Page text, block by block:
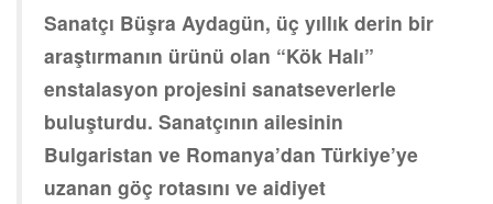
Sanatçı Büşra Aydagün, üç yıllık derin bir
araştırmanın ürünü olan “Kök Halı”
enstalasyon projesini sanatseverlerle
buluşturdu. Sanatçının ailesinin
Bulgaristan ve Romanya’dan Türkiye’ye
uzanan göç rotasını ve aidiyet